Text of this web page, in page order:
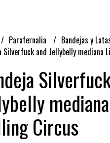
Parafernalia
Bandejas y
Silverfuck and Jellybelly mediana
Circus